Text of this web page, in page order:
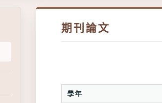
期刊論文
學年